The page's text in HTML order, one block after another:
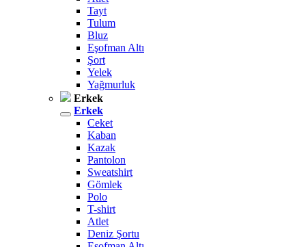
Tayt
Tulum
Bluz
Eşofman Altı
Şort
Yelek
Yağmurluk
Erkek
Erkek
Ceket
Kaban
Kazak
Pantolon
Sweatshirt
Gömlek
Polo
T-shirt
Atlet
Deniz Şortu